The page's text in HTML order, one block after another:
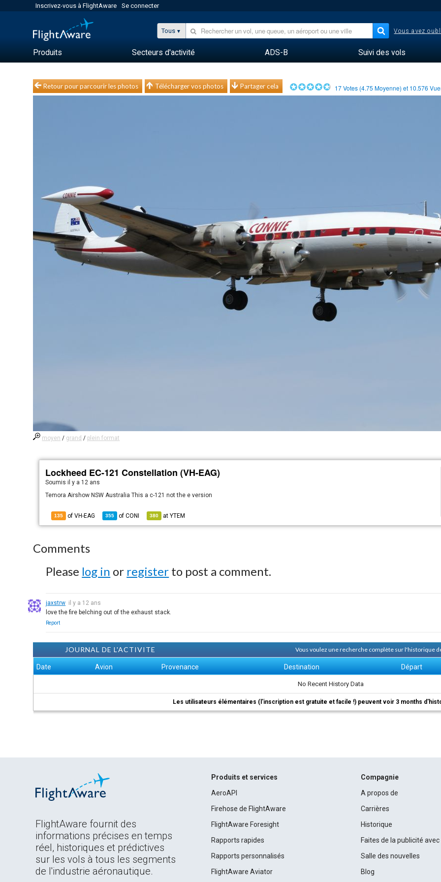
Inscrivez-vous à FlightAware Se connecter
Tous Vous avez
Produits Secteurs d'activité ADS-B Suivi des vols
Retour pour parcourir les photos Télécharger vos photos Partager cela 17Votes (4.75 Moyenne) et 10.576
moyen / grand / plein format
Lockheed EC-121 Constellation (VH-EAG)
Soumisil y a 12 ans
Temora Airshow NSW Australia This a c-121 not the e version
135 of VH-EAG 355 ofCONI 380 atYTEM
Comments
Please log in or register to post a comment.
jaxstrw il y a 12 ans
love the fire belching out of the exhaust stack.
Report
JOURNAL DE L'ACTIVITE Vous voulez une recherche complète sur l'historique
Date Avion Provenance Destination Départ
No Recent History Data
Les utilisateurs élémentaires (l'inscription est gratuite et facile !) peuvent voir 3 months
FlightAware fournit des
informations précises en temps
réel, historiques et prédictives
sur les vols à tous les segments
de l'industrie aéronautique.
Produits et services
AeroAPI
Firehose de FlightAware
FlightAware Foresight
Rapports rapides
Rapports personnalisés
FlightAware Aviator
Compagnie
A propos de
Carrières
Historique
Faites de la publicité
Salle des nouvelles
Blog